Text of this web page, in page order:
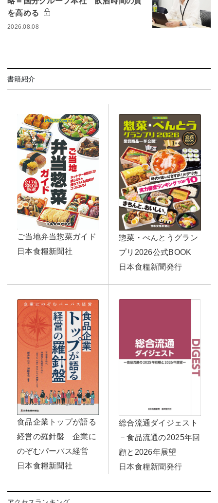
を高める
2026.08.08
書籍紹介
ご当地弁当惣菜ガイド
日本食糧新聞社
惣菜・べんとうグラン
プリ2026公式BOOK
日本食糧新聞発行
食品企業トップが語る
経営の羅針盤 企業に
のぞむパーパス経営
日本食糧新聞社
総合流通ダイジェスト
－食品流通の2025年回
顧と2026年展望
日本食糧新聞発行